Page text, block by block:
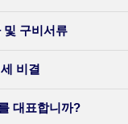
및 구비서류
비결
대표합니까?